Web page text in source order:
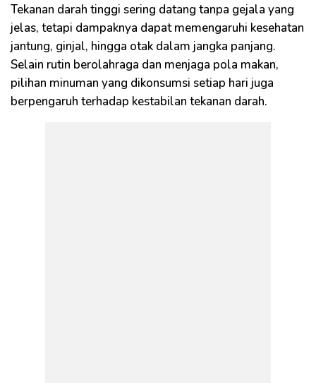
Tekanan darah tinggi sering datang tanpa gejala yang
jelas, tetapi dampaknya dapat memengaruhi kesehatan
jantung, ginjal, hingga otak dalam jangka panjang.
Selain rutin berolahraga dan menjaga pola makan,
pilihan minuman yang dikonsumsi setiap hari juga
berpengaruh terhadap kestabilan tekanan darah.